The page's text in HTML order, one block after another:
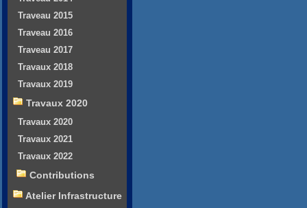
Traveau 2015
Traveau 2016
Traveau 2017
Travaux 2018
Travaux 2019
Travaux 2020
Travaux 2020
Travaux 2021
Travaux 2022
Contributions
Atelier Infrastructure